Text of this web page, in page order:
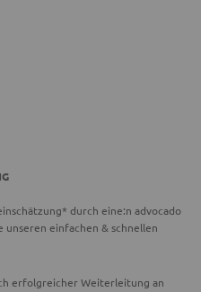
durch eine:n advocado
einfachen & schnellen
erfolgreicher Weiterleitung an